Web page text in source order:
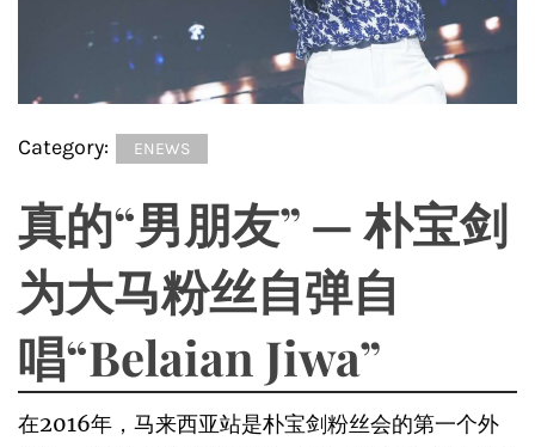
Category: ENEWS
真的“男朋友” — 朴宝剑
为大马粉丝自弹自
唱“Belaian Jiwa”
在2016年，马来西亚站是朴宝剑粉丝会的第一个外